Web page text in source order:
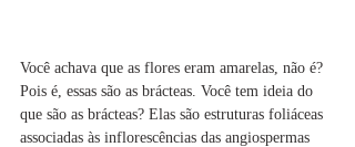
Você achava que as flores eram amarelas, não é?
Pois é, essas são as brácteas. Você tem ideia do
que são as brácteas? Elas são estruturas foliáceas
associadas às inflorescências das angiospermas